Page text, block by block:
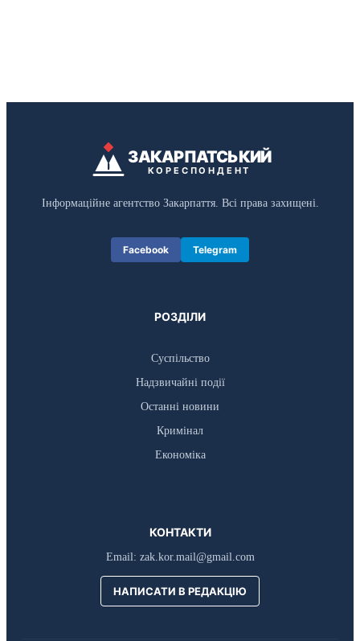
ЗАКАРПАТСЬКИЙ
КОРЕСПОНДЕНТ
Інформаційне агентство Закарпаття. Всі права захищені.
Facebook Telegram
РОЗДІЛИ
Суспільство
Надзвичайні події
Останні новини
Кримінал
Економіка
КОНТАКТИ
Email: zak.kor.mail@gmail.com
НАПИСАТИ В РЕДАКЦІЮ